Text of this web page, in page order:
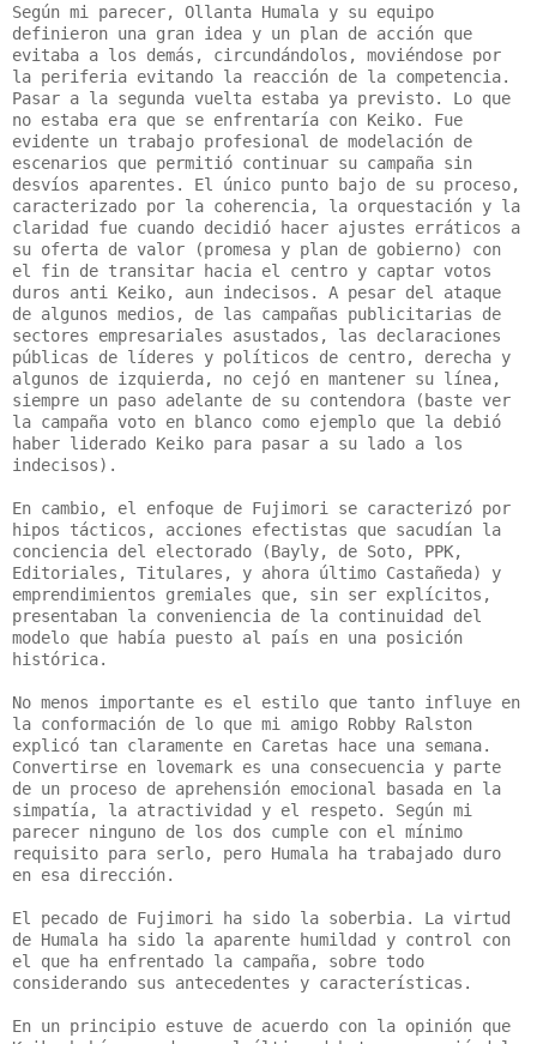
Según mi parecer, Ollanta Humala y su equipo
definieron una gran idea y un plan de acción que
evitaba a los demás, circundándolos, moviéndose por
la periferia evitando la reacción de la competencia.
Pasar a la segunda vuelta estaba ya previsto. Lo que
no estaba era que se enfrentaría con Keiko. Fue
evidente un trabajo profesional de modelación de
escenarios que permitió continuar su campaña sin
desvíos aparentes. El único punto bajo de su proceso,
caracterizado por la coherencia, la orquestación y la
claridad fue cuando decidió hacer ajustes erráticos a
su oferta de valor (promesa y plan de gobierno) con
el fin de transitar hacia el centro y captar votos
duros anti Keiko, aun indecisos. A pesar del ataque
de algunos medios, de las campañas publicitarias de
sectores empresariales asustados, las declaraciones
públicas de líderes y políticos de centro, derecha y
algunos de izquierda, no cejó en mantener su línea,
siempre un paso adelante de su contendora (baste ver
la campaña voto en blanco como ejemplo que la debió
haber liderado Keiko para pasar a su lado a los
indecisos).
En cambio, el enfoque de Fujimori se caracterizó por
hipos tácticos, acciones efectistas que sacudían la
conciencia del electorado (Bayly, de Soto, PPK,
Editoriales, Titulares, y ahora último Castañeda) y
emprendimientos gremiales que, sin ser explícitos,
presentaban la conveniencia de la continuidad del
modelo que había puesto al país en una posición
histórica.
No menos importante es el estilo que tanto influye en
la conformación de lo que mi amigo Robby Ralston
explicó tan claramente en Caretas hace una semana.
Convertirse en lovemark es una consecuencia y parte
de un proceso de aprehensión emocional basada en la
simpatía, la atractividad y el respeto. Según mi
parecer ninguno de los dos cumple con el mínimo
requisito para serlo, pero Humala ha trabajado duro
en esa dirección.
El pecado de Fujimori ha sido la soberbia. La virtud
de Humala ha sido la aparente humildad y control con
el que ha enfrentado la campaña, sobre todo
considerando sus antecedentes y características.
En un principio estuve de acuerdo con la opinión que